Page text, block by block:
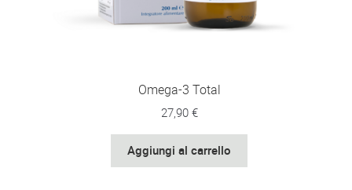
Omega-3 Total
27,90 €
Aggiungi al carrello